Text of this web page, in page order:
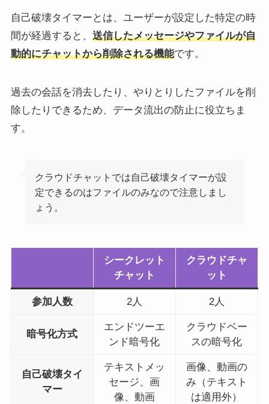
自己破壊タイマーとは、ユーザーが設定した特定の時
間が経過すると、 送信したメッセージやファイルが自
動的にチャットから削除される機能です。
過去の会話を消去したり、やりとりしたファイルを削
除したりできるため、データ流出の防止に役立ちま
す。
クラウドチャットでは自己破壊タイマーが設
定できるのはファイルのみなので注意しまし
ょう。
シークレット
チャット
クラウドチャ
ット
参加人数 2人 2人
暗号化方式
エンドツーエ
ンド暗号化
クラウドベー
スの暗号化
自己破壊タイ
マー
テキストメッ
セージ、画
像、動画
画像、動画の
み（テキスト
は適用外）